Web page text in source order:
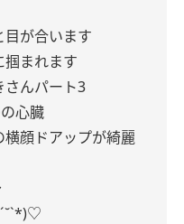
が合います
掴まれます
さんパート3
心臓
顔ドアップが綺麗